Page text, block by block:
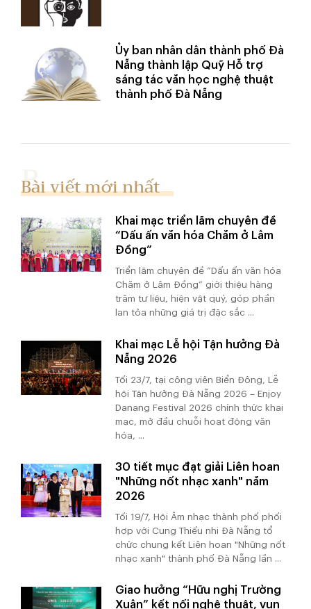
Ủy ban nhân dân thành phố Đà
Nẵng thành lập Quỹ Hỗ trợ
sáng tác văn học nghệ thuật
thành phố Đà Nẵng
Bài viết mới nhất
Khai mạc triển lãm chuyên đề
“Dấu ấn văn hóa Chăm ở Lâm
Đồng”
Triển lãm chuyên đề “Dấu ấn văn hóa
Chăm ở Lâm Đồng” giới thiệu hàng
trăm tư liệu, hiện vật quý, góp phần
lan tỏa những giá trị đặc sắc ...
Khai mạc Lễ hội Tận hưởng Đà
Nẵng 2026
Tối 23/7, tại công viên Biển Đông, Lễ
hội Tận hưởng Đà Nẵng 2026 – Enjoy
Danang Festival 2026 chính thức khai
mạc, mở đầu chuỗi hoạt động văn
hóa, ...
30 tiết mục đạt giải Liên hoan
"Những nốt nhạc xanh" năm
2026
Tối 19/7, Hội Âm nhạc thành phố phối
hợp với Cung Thiếu nhi Đà Nẵng tổ
chức chung kết Liên hoan "Những nốt
nhạc xanh" thành phố Đà Nẵng lần ...
Giao hưởng “Hữu nghị Trường
Xuân” kết nối nghệ thuật, vun